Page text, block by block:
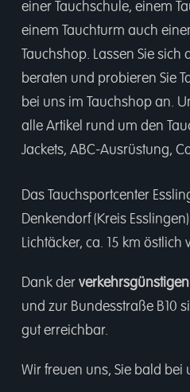
einer Tauchschule, einem
einem Tauchturm auch
Tauchshop. Lassen Sie
beraten und probieren Sie
bei uns im Tauchshop an.
alle Artikel rund um den
Jackets, ABC-Ausrüstung,
Das Tauchsportcenter
Denkendorf (Kreis
Lichtäcker, ca. 15 km östlich
Dank der
und zur Bundesstraße B10
gut erreichbar.
Wir freuen uns, Sie bald